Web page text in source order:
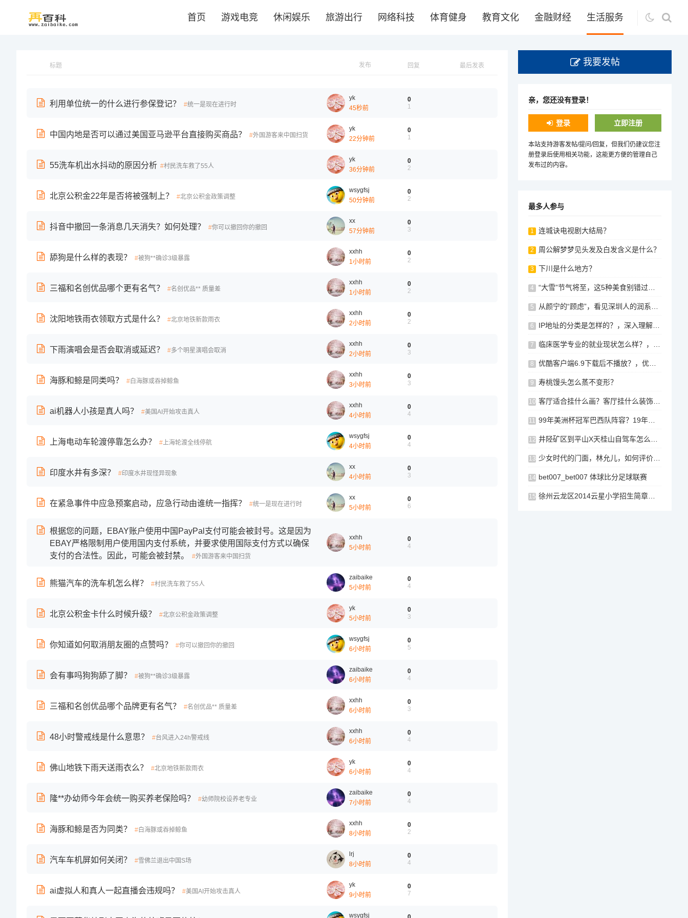
首页 游戏电竞 休闲娱乐 旅游出行 网络科技 体育健身 教育文化 金融财经 生活服务
标题 发布 回复 最后发表
利用单位统一的什么进行参保登记？ 统一是现在进行时
yk
45秒前
0
1
中国内地是否可以通过美国亚马逊平台直接购买商品？ 外国游客来中国扫货
yk
22分钟前
0
1
55洗车机出水抖动的原因分析 村民洗车救了55人
yk
36分钟前
0
2
北京公积金22年是否将被强制上？ 北京公积金政策调整
wsygfsj
50分钟前
0
2
抖音中撤回一条消息几天消失？如何处理？ 你可以撤回你的撤回
xx
57分钟前
0
3
舔狗是什么样的表现？ 被狗**确诊3级暴露
xxhh
1小时前
0
2
三福和名创优品哪个更有名气？ 名创优品** 质量差
xxhh
1小时前
0
2
沈阳地铁雨衣领取方式是什么？ 北京地铁新款雨衣
xxhh
2小时前
0
2
下雨演唱会是否会取消或延迟？ 多个明星演唱会取消
xxhh
2小时前
0
3
海豚和鲸是同类吗？ 白海豚或吞掉鲸鱼
xxhh
3小时前
0
3
ai机器人小孩是真人吗？ 美国AI开始攻击真人
xxhh
4小时前
0
4
上海电动车轮渡停靠怎么办？ 上海轮渡全线停航
wsygfsj
4小时前
0
4
印度水井有多深？ 印度水井现怪异现象
xx
4小时前
0
3
在紧急事件中应急预案启动，应急行动由谁统一指挥？ 统一是现在进行时
xx
5小时前
0
6
根据您的问题，EBAY账户使用中国PayPal支付可能会被封号。这是因为
EBAY严格限制用户使用国内支付系统，并要求使用国际支付方式以确保
支付的合法性。因此，可能会被封禁。
外国游客来中国扫货
xxhh
5小时前
0
4
熊猫汽车的洗车机怎么样？ 村民洗车救了55人
zaibaike
5小时前
0
4
北京公积金卡什么时候升级？ 北京公积金政策调整
yk
5小时前
0
3
你知道如何取消朋友圈的点赞吗？ 你可以撤回你的撤回
wsygfsj
6小时前
0
5
会有事吗狗狗舔了脚？ 被狗**确诊3级暴露
zaibaike
6小时前
0
4
三福和名创优品哪个品牌更有名气？ 名创优品** 质量差
xxhh
6小时前
0
3
48小时警戒线是什么意思？ 台风进入24h警戒线
xxhh
6小时前
0
4
佛山地铁下雨天送雨衣么？ 北京地铁新款雨衣
yk
6小时前
0
4
隆**办幼师今年会统一购买养老保险吗？ 幼师院校设养老专业
zaibaike
7小时前
0
4
海豚和鲸是否为同类？ 白海豚或吞掉鲸鱼
xxhh
8小时前
0
2
汽车车机屏如何关闭？ 雪佛兰退出中国S场
lrj
8小时前
0
4
ai虚拟人和真人一起直播会违规吗？ 美国AI开始攻击真人
yk
9小时前
0
7
wsygfsj
我要发帖
亲，您还没有登录！
登录 立即注册
本站支持游客发帖/提问/回复，但我们仍建议您注
册登录后使用相关功能，这能更方便的管理自己
发布过的内容。
最多人参与
1 连城诀电视剧大结局？
2 周公解梦梦见头发及白发含义是什么？
3 下川是什么地方？
4 “大雪”节气将至，这5种美食别错过，驱寒暖身，冬季少生病！
5 从颜宁的“顾虑”，看见深圳人的润系生活
6 IP地址的分类是怎样的？，深入理解IP地址的分类，以一个简单的例子为基础
7 临床医学专业的就业现状怎么样？，临床医学专业就业现状分析，临床医学专业就业现状及前景分析
8 优酷客户端6.9下载后不播放？，优酷客户端更新至6.9版本后出现无法播放问题？解决方案分享
9 寿桃馒头怎么蒸不变形？
10 客厅适合挂什么画？客厅挂什么装饰画好？
11 99年美洲杯冠军巴西队阵容？19年美洲杯内马尔参赛了吗？
12 井陉矿区到平山X天桂山自驾车怎么走？石家庄周边有适合中老年的景点吗？
13 少女时代的门面，林允儿，如何评价她的颜值和长相？2014韩国最美女神？
14 bet007_bet007 体球比分足球联赛
15 徐州云龙区2014云星小学招生简章？2020年晨阳XX招生简章？